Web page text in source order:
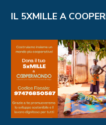
IL 5XMILLE A